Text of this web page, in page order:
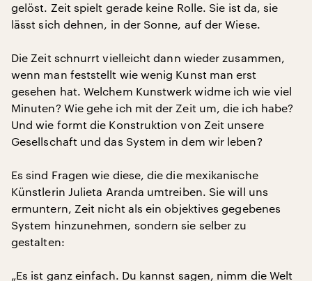
gelöst. Zeit spielt gerade keine Rolle. Sie ist da, sie
lässt sich dehnen, in der Sonne, auf der Wiese.
Die Zeit schnurrt vielleicht dann wieder zusammen,
wenn man feststellt wie wenig Kunst man erst
gesehen hat. Welchem Kunstwerk widme ich wie viel
Minuten? Wie gehe ich mit der Zeit um, die ich habe?
Und wie formt die Konstruktion von Zeit unsere
Gesellschaft und das System in dem wir leben?
Es sind Fragen wie diese, die die mexikanische
Künstlerin Julieta Aranda umtreiben. Sie will uns
ermuntern, Zeit nicht als ein objektives gegebenes
System hinzunehmen, sondern sie selber zu
gestalten:
„Es ist ganz einfach. Du kannst sagen, nimm die Welt